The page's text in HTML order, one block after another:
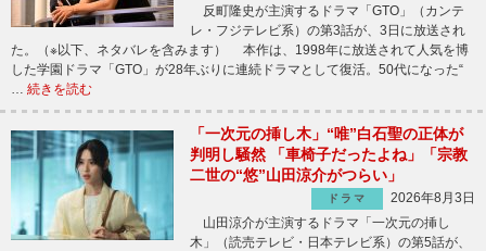
反町隆史が主演するドラマ「GTO」（カンテ
レ・フジテレビ系）の第3話が、3日に放送され
た。（※以下、ネタバレを含みます） 本作は、1998年に放送されて人気を博
した学園ドラマ「GTO」が28年ぶりに連続ドラマとして復活。50代になった“
続きを読む
「一次元の挿し木」“唯”白石聖の正体が
判明し騒然 「車椅子だったよね」「宗教
二世の“悠”山田涼介がつらい」
ドラマ
2026年8月3日
山田涼介が主演するドラマ「一次元の挿し
木」（読売テレビ・日本テレビ系）の第5話が、